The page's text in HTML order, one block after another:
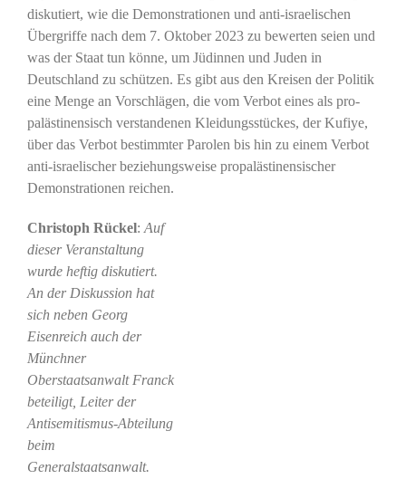
diskutiert, wie die Demonstrationen und anti-israelischen
Übergriffe nach dem 7. Oktober 2023 zu bewerten seien und
was der Staat tun könne, um Jüdinnen und Juden in
Deutschland zu schützen. Es gibt aus den Kreisen der Politik
eine Menge an Vorschlägen, die vom Verbot eines als pro-
palästinensisch verstandenen Kleidungsstückes, der Kufiye,
über das Verbot bestimmter Parolen bis hin zu einem Verbot
anti-israelischer beziehungsweise propalästinensischer
Demonstrationen reichen.
Christoph Rückel: Auf
dieser Veranstaltung
wurde heftig diskutiert.
An der Diskussion hat
sich neben Georg
Eisenreich auch der
Münchner
Oberstaatsanwalt Franck
beteiligt, Leiter der
Antisemitismus-Abteilung
beim
Generalstaatsanwalt.